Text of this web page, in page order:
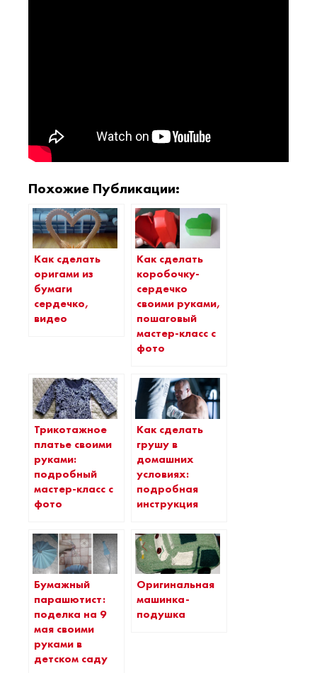
Похожие Публикации:
Как сделать
оригами из
бумаги
сердечко,
видео
Как сделать
коробочку-
сердечко
своими руками,
пошаговый
мастер-класс с
фото
Трикотажное
платье своими
руками:
подробный
мастер-класс с
фото
Как сделать
грушу в
домашних
условиях:
подробная
инструкция
Бумажный
парашютист:
поделка на 9
мая своими
руками в
детском саду
Оригинальная
машинка-
подушка